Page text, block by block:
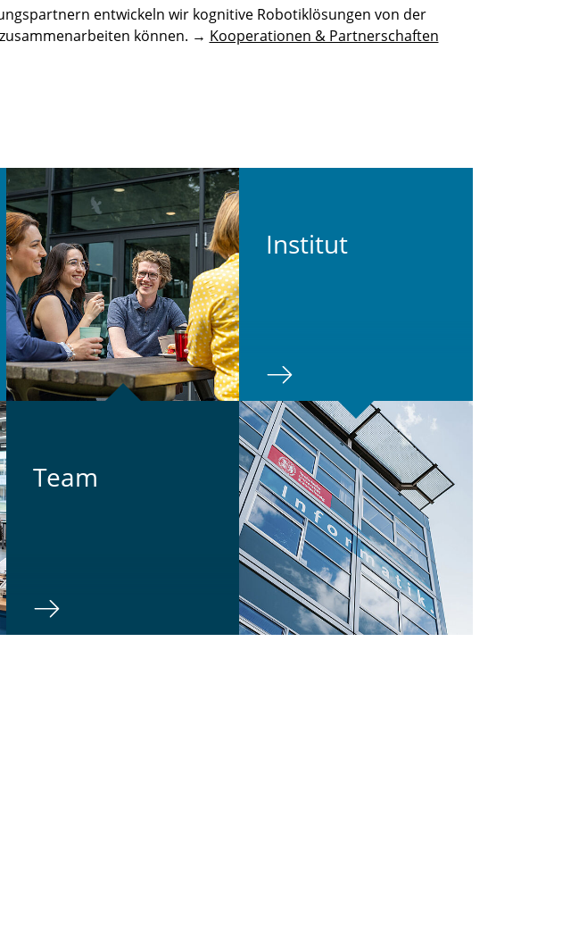
entwickeln wir kognitive Robotiklösungen von der
können. → Kooperationen & Partnerschaften
Team
In­sti­tut